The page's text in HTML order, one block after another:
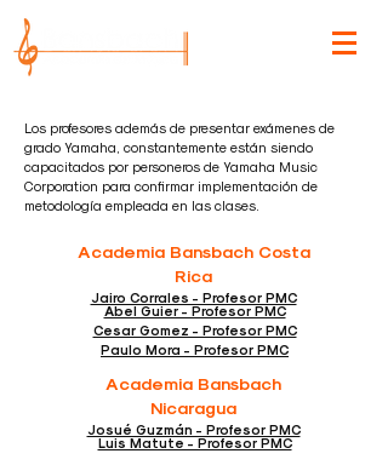
Los profesores además de presentar exámenes de
grado Yamaha, constantemente están siendo
capacitados por personeros de Yamaha Music
Corporation para confirmar implementación de
metodología empleada en las clases.
Academia Bansbach Costa
Rica
Jairo Corrales - Profesor PMC
Abel Guier - Profesor PMC
Cesar Gomez - Profesor PMC
Paulo Mora - Profesor PMC
Academia Bansbach
Nicaragua
Josué Guzmán - Profesor PMC
Luis Matute - Profesor PMC